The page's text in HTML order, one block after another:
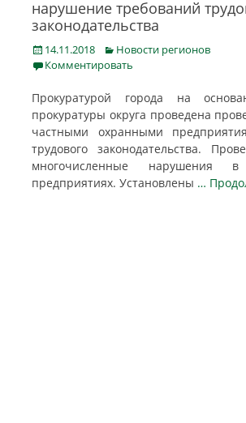
нарушение требований
законодательства
Posted
on
14.11.2018 Categories
Новости регионов
Комментировать
Прокуратурой города на
прокуратуры округа проведена
частными охранными
трудового законодательства.
многочисленные нарушения
предприятиях. Установлены …